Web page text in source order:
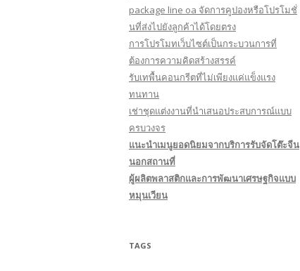
package line oa จัดการคูปองหรือโปรโมชั่
นที่ส่งไปยังลูกค้าได้โดยตรง
การโปรโมทเว็บไซต์เป็นกระบวนการที่
ต้องการความคิดสร้างสรรค์
รับเทพื้นคอนกรีตที่ไม่เพียงแค่แข็งแรง
ทนทาน
เช่าชุดแต่งงานที่นำเสนอประสบการณ์แบบ
ครบวงจร
แนะนำเมนูยอดนิยมจากบริการรับจัดโต๊ะจีน
นอกสถานที่
ผู้ผลิตพลาสติกและการพัฒนาเศรษฐกิจแบบ
หมุนเวียน
TAGS